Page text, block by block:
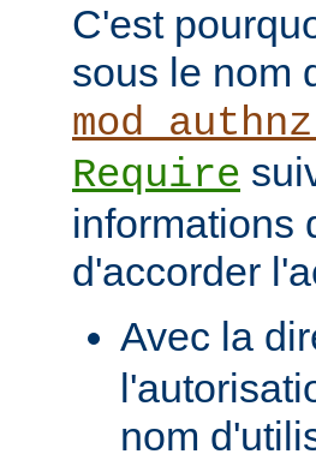
C'est
sous le nom
Require
informations
d'accorder
Avec la
nom